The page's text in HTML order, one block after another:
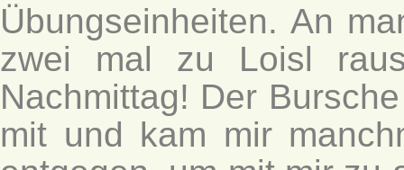
Übungseinheiten. An
zwei mal zu Loisl
Nachmittag! Der
mit und kam mir